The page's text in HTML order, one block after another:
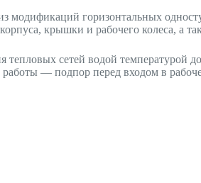
модификаций горизонтальных
крышки и рабочего колеса, а
сетей водой
— подпор перед входом в